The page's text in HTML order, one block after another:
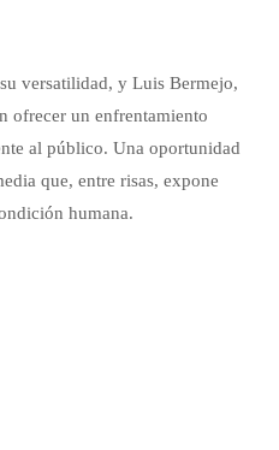
versatilidad, y Luis Bermejo,
ofrecer un enfrentamiento
al público. Una oportunidad
que, entre risas, expone
humana.